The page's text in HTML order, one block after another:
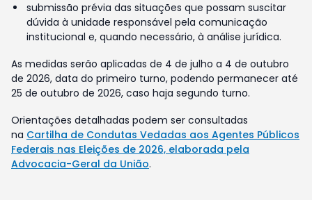
submissão prévia das situações que possam suscitar
dúvida à unidade responsável pela comunicação
institucional e, quando necessário, à análise jurídica.
As medidas serão aplicadas de 4 de julho a 4 de outubro
de 2026, data do primeiro turno, podendo permanecer até
25 de outubro de 2026, caso haja segundo turno.
Orientações detalhadas podem ser consultadas
na Cartilha de Condutas Vedadas aos Agentes Públicos
Federais nas Eleições de 2026, elaborada pela
Advocacia-Geral da União.